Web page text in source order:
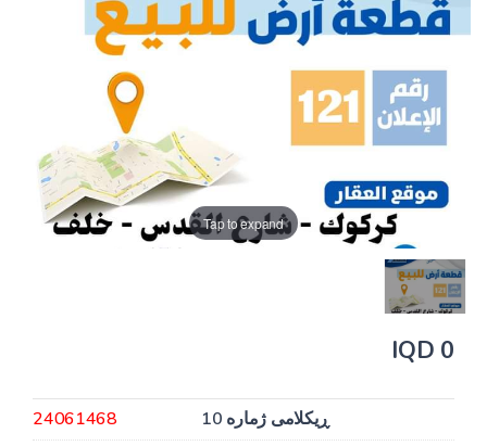
Tap to expand
0 IQD
ڕیکلامی ژمارە 10
24061468